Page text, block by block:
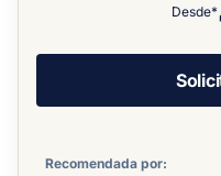
Desde*
Recomendada por: